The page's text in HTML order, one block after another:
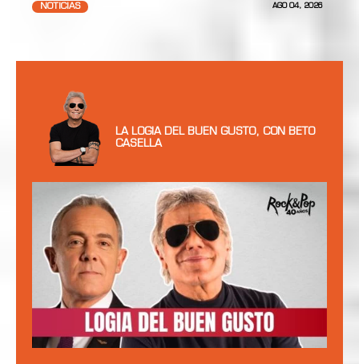
NOTICIAS AGO 04, 2026
LA LOGIA DEL BUEN GUSTO, CON BETO
CASELLA